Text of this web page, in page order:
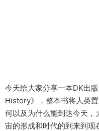
今天给大家分享一本DK出
History》，整本书将人类
何以及为什么能到达今天
宙的形成和时代的到来到